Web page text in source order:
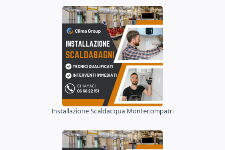
Installazione Scaldacqua Montecompatri